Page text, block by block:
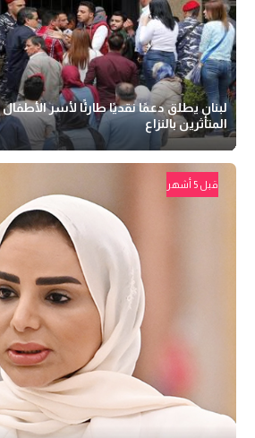
لبنان يطلق دعمًا نقديًا طارئًا لأسر
المتأثرين بالنزاع
قبل 5 أشهر